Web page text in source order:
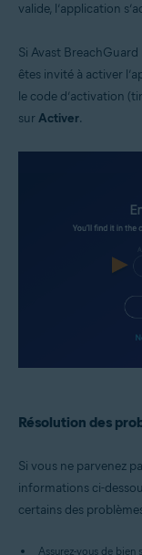
valide, l’application
Si Avast
êtes invité à activer
le code d’activation
surActiver.
Résolution des
Si vous ne parvenez
informations ci-
certains des
Assurez-vous de